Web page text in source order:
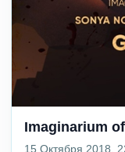
Imaginarium
15 Октября 2018,